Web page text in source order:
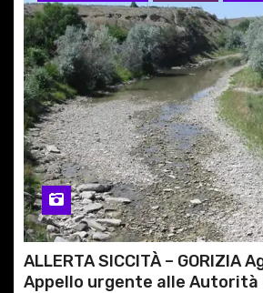
t
i
c
o
l
i
ALLERTA SICCITÀ – GORIZIA
Appello urgente alle